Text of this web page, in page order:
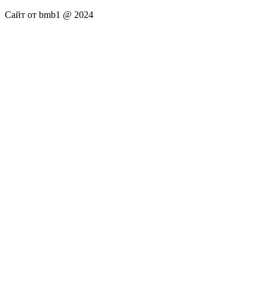
Сайт от bmb1 @ 2024